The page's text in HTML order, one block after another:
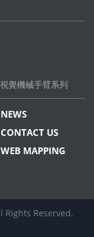
覺機械手臂系列
NEWS
CONTACT US
WEB MAPPING
Rights Reserved.